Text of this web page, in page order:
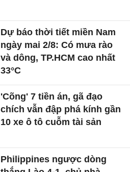
Dự báo thời tiết miền Nam
ngày mai 2/8: Có mưa rào
và dông, TP.HCM cao nhất
33°C
'Cõng' 7 tiền án, gã đạo
chích vẫn đập phá kính gần
10 xe ô tô cuỗm tài sản
Philippines ngược dòng